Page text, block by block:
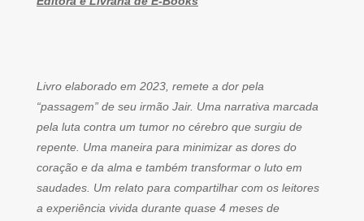
Livro elaborado em 2023, remete a dor pela
“passagem” de seu irmão Jair. Uma narrativa marcada
pela luta contra um tumor no cérebro que surgiu de
repente. Uma maneira para minimizar as dores do
coração e da alma e também transformar o luto em
saudades. Um relato para compartilhar com os leitores
a experiência vivida durante quase 4 meses de